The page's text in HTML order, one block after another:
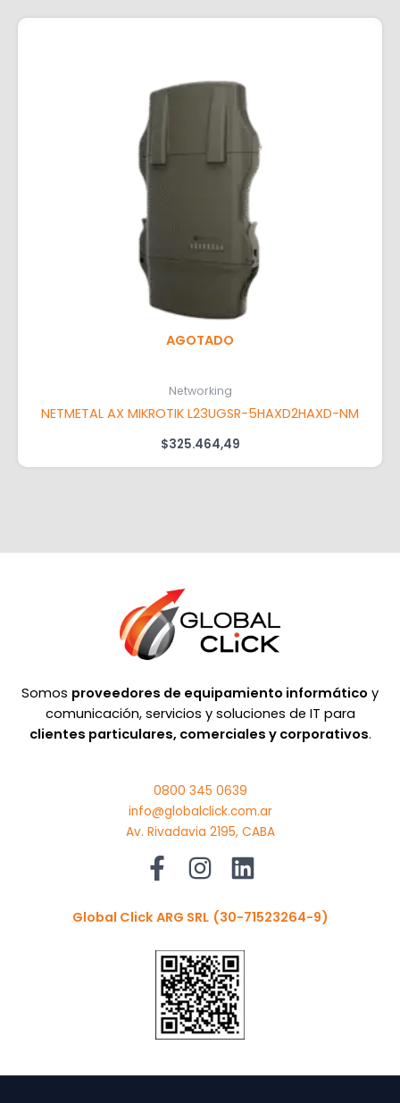
AGOTADO
Networking
NETMETAL AX MIKROTIK L23UGSR-5HAXD2HAXD-NM
$325.464,49
Somos proveedores de equipamiento informático y
comunicación, servicios y soluciones de IT para
clientes particulares, comerciales y corporativos.
0800 345 0639
info@globalclick.com.ar
Av. Rivadavia 2195, CABA
Global Click ARG SRL (30-71523264-9)